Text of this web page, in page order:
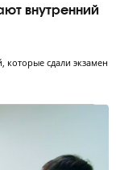
было вспомнить.
что дополнительный
больше и сильный